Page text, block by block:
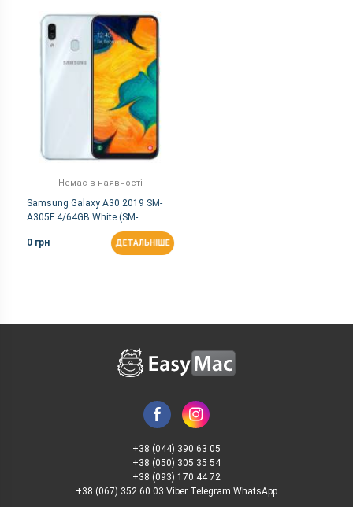
Немає в наявності
Samsung Galaxy A30 2019 SM-
A305F 4/64GB White (SM-
0 грн
ДЕТАЛЬНІШЕ
+38 (044) 390 63 05
+38 (050) 305 35 54
+38 (093) 170 44 72
+38 (067) 352 60 03 Viber Telegram WhatsApp